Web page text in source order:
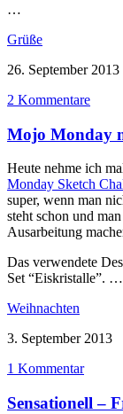
…
Grüße
26. September 2013
2 Kommentare
Mojo Monday
Heute nehme ich
Monday Sketch
super, wenn man
steht schon und
Ausarbeitung
Das verwendete
Set “Eiskristalle”. …
Weihnachten
3. September 2013
1 Kommentar
Sensationell –